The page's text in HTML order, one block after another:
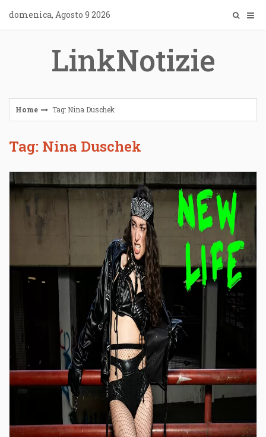
content
domenica, Agosto 9 2026
LinkNotizie
Home Tag: Nina Duschek
Tag: Nina Duschek